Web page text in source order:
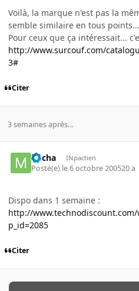
Voilà, la marque n'est pas la
semble similaire en tous points...
Pour ceux que ça intéressait...
http://www.surcouf.com/
3#
Citer
3 semaines après...
micha INpactien
Posté(e) le 6 octobre 200520 a
Dispo dans 1 semaine :
http://
p_id=2085
Citer